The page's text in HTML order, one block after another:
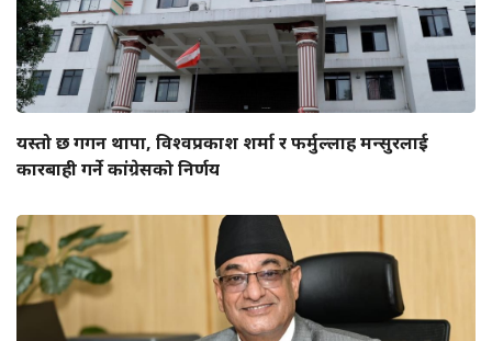
यस्तो छ गगन थापा, विश्वप्रकाश शर्मा र फर्मुल्लाह मन्सुरलाई
कारबाही गर्ने कांग्रेसको निर्णय